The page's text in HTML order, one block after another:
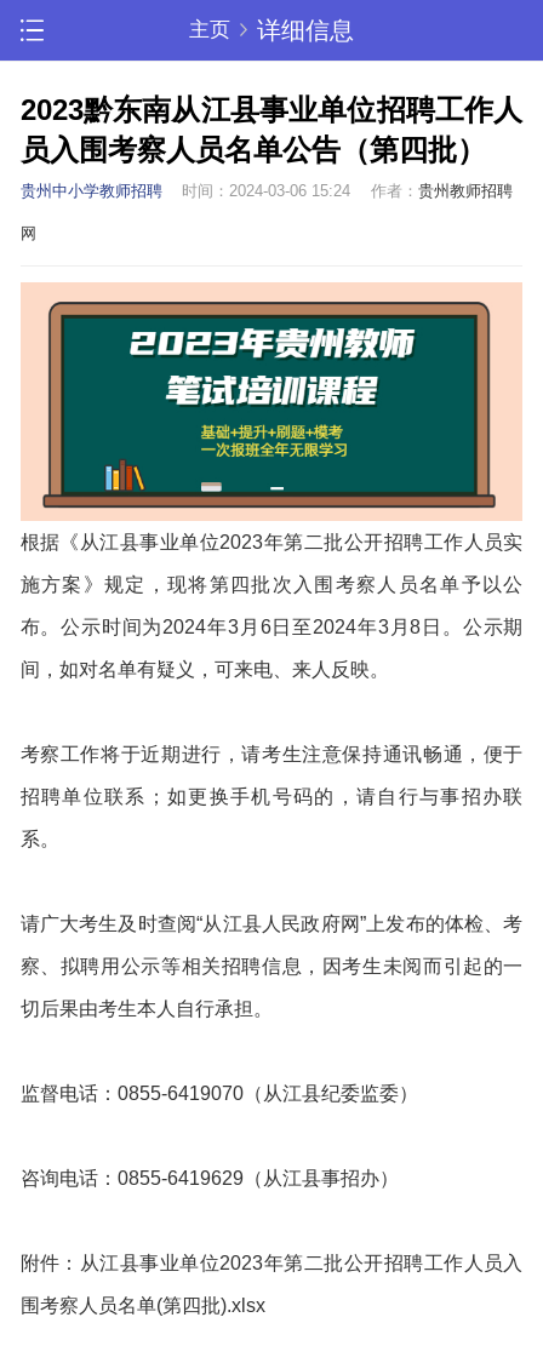
主页 详细信息
2023黔东南从江县事业单位招聘工作人
员入围考察人员名单公告（第四批）
贵州中小学教师招聘 时间：2024-03-06 15:24 作者： 贵州教师招聘
网
根据《从江县事业单位2023年第二批公开招聘工作人员实
施方案》规定，现将第四批次入围考察人员名单予以公
布。公示时间为2024年3月6日至2024年3月8日。公示期
间，如对名单有疑义，可来电、来人反映。
考察工作将于近期进行，请考生注意保持通讯畅通，便于
招聘单位联系；如更换手机号码的，请自行与事招办联
系。
请广大考生及时查阅“从江县人民政府网”上发布的体检、考
察、拟聘用公示等相关招聘信息，因考生未阅而引起的一
切后果由考生本人自行承担。
监督电话：0855-6419070（从江县纪委监委）
咨询电话：0855-6419629（从江县事招办）
附件：从江县事业单位2023年第二批公开招聘工作人员入
围考察人员名单(第四批).xlsx